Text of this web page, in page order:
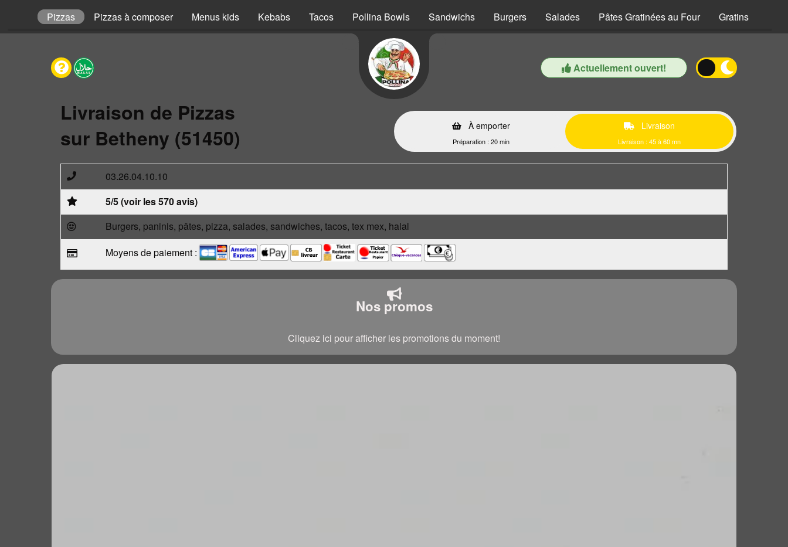
Pizzas Pizzas à composer Menus kids Kebabs Tacos Pollina Bowls Sandwichs Burgers Salades Pâtes Gratinées au Four Gratins
Actuellement ouvert!
Livraison de Pizzas
sur Betheny (51450)
À emporter
Préparation : 20 min
Livraison
Livraison : 45 à 60 mn
03.26.04.10.10
5/5 (voir les 570 avis)
Burgers, paninis, pâtes, pizza, salades, sandwiches, tacos, tex mex, halal
Moyens de paiement :
Nos promos
Cliquez ici pour afficher les promotions du moment!